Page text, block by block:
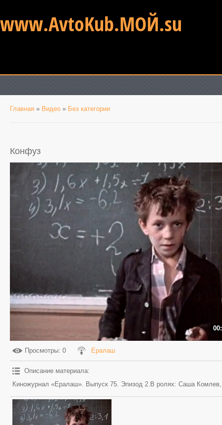
www.AvtoKub.МОЙ.su
Главная » Видео » Без категории
Конфуз
Просмотры: 0 Ералаш
Описание материала:
Киножурнал «Ералаш». Выпуск 75. Эпизод 2.В ролях: Саша